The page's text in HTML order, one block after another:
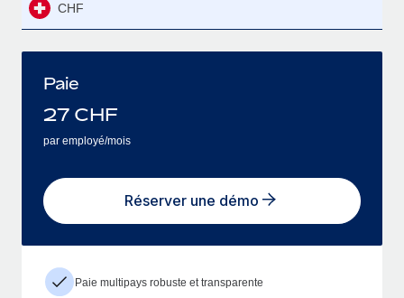
CHF
Paie
27 CHF
par employé/mois
Réserver une démo
Paie multipays robuste et transparente